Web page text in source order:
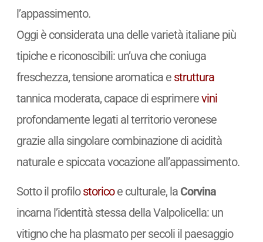
l’appassimento.
Oggi è considerata una delle varietà italiane più
tipiche e riconoscibili: un’uva che coniuga
freschezza, tensione aromatica e struttura
tannica moderata, capace di esprimerevini
profondamente legati al territorio veronese
grazie alla singolare combinazione di acidità
naturale e spiccata vocazione all’appassimento.
Sotto il profilostoricoe culturale, la Corvina
incarna l’identità stessa della Valpolicella: un
vitigno che ha plasmato per secoli il paesaggio